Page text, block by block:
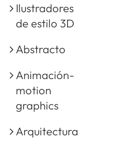
Ilustradores
de estilo 3D
Abstracto
Animación-
motion
graphics
Arquitectura